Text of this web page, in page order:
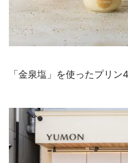
「金泉塩」を使ったプリン